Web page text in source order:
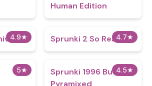
Human Edition
4.9★ 4.7★
Sprunki 2 So Real
5★ 4.5★
Sprunki 1996 But
Pyramixed